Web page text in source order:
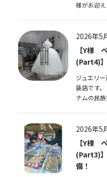
様がお迎
2026年5
【Y様
(Part4)
ジュエリ
装店です
ナムの民
2026年5
【Y様
(Part3)
備！